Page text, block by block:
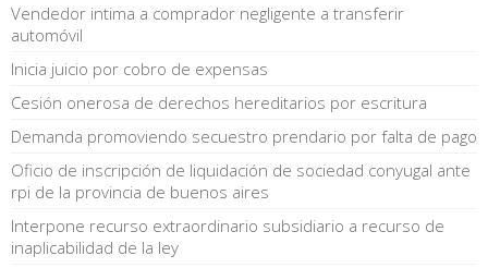
Vendedor intima a comprador negligente a transferir
automóvil
Inicia juicio por cobro de expensas
Cesión onerosa de derechos hereditarios por escritura
Demanda promoviendo secuestro prendario por falta de pago
Oficio de inscripción de liquidación de sociedad conyugal ante
rpi de la provincia de buenos aires
Interpone recurso extraordinario subsidiario a recurso de
inaplicabilidad de la ley